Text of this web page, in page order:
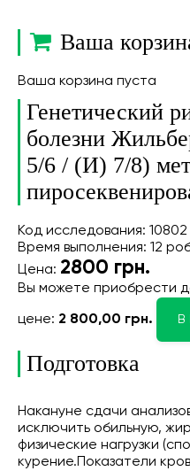
Ваша
Ваша корзина пуста
Генетический
болезни
5/6 / (И) 7/8)
Код исследования: 10802
Время выполнения: 12
Цена: 2800 грн.
Вы можете приобрести
цене: 2 800,00 грн. В
Подготовка
Накануне сдачи
исключить обильную,
физические нагруз­ки
курение.Показатели